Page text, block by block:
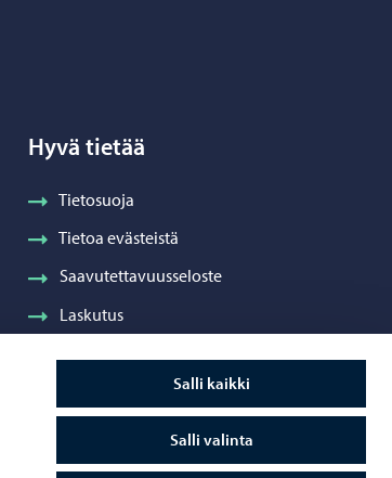
Salli kaikki
Salli valinta
Hyvä tietää
Tietosuoja
Tietoa evästeistä
Saavutettavuusseloste
Laskutus